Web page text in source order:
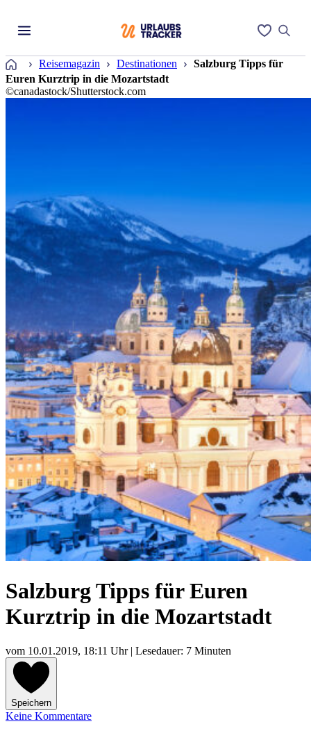
Startseite
Reisemagazin Destinationen
Salzburg Tipps für
Euren Kurztrip in die Mozartstadt
©canadastock/Shutterstock.com
Salzburg Tipps für Euren
Kurztrip in die Mozartstadt
vom 10.01.2019, 18:11 Uhr| Lesedauer: 7 Minuten
Speichern
Keine Kommentare